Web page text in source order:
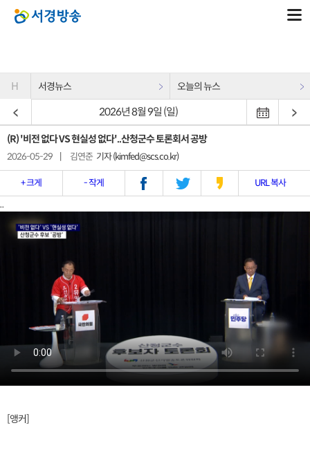
H 서경뉴스 오늘의 뉴스
2026년 8월 9일 (일)
(R) '비전 없다 VS 현실성 없다'..산청군수 토론회서 공방
2026-05-29 김연준 기자 (kimfed@scs.co.kr)
+ 크게 - 작게 URL 복사
..
[앵커]